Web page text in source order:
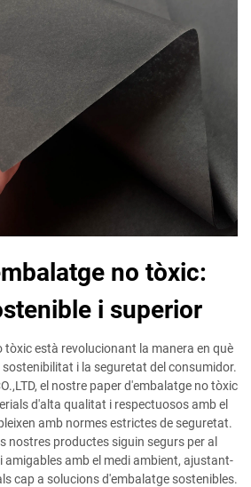
no tòxic:
i superior
tòxic està revolucionant la manera en què
sostenibilitat i la seguretat del consumidor.
el nostre paper d'embalatge no tòxic
d'alta qualitat i respectuosos amb el
amb normes estrictes de seguretat.
nostres productes siguin segurs per al
amb el medi ambient, ajustant-
cap a solucions d'embalatge sostenibles.